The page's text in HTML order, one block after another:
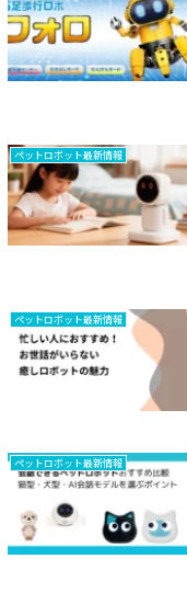
ペットロボット最新情報
ペットロボット最新情報
ペットロボット最新情報